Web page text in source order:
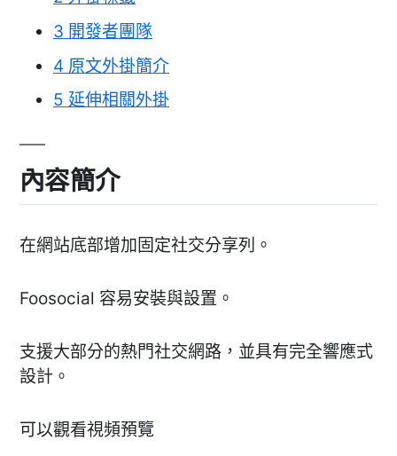
3 開發者團隊
4 原文外掛簡介
5 延伸相關外掛
內容簡介
在網站底部增加固定社交分享列。
Foosocial 容易安裝與設置。
支援大部分的熱門社交網路，並具有完全響應式
設計。
可以觀看視頻預覽